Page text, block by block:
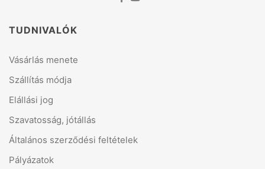
TUDNIVALÓK
Vásárlás menete
Szállítás módja
Elállási jog
Szavatosság, jótállás
Általános szerződési feltételek
Pályázatok